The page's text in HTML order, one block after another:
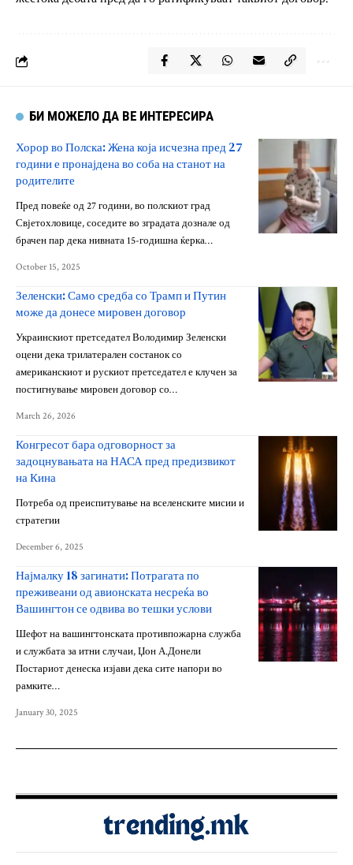
БИ МОЖЕЛО ДА ВЕ ИНТЕРЕСИРА
Хорор во Полска: Жена која исчезна пред 27
години е пронајдена во соба на станот на
родителите
Пред повеќе од 27 години, во полскиот град
Свјетохловице, соседите во зградата дознале од
брачен пар дека нивната 15-годишна ќерка…
October 15, 2025
Зеленски: Само средба со Трамп и Путин
може да донесе мировен договор
Украинскиот претседател Володимир Зеленски
оцени дека трилатерален состанок со
американскиот и рускиот претседател е клучен за
постигнување мировен договор со…
March 26, 2026
Конгресот бара одговорност за
задоцнувањата на НАСА пред предизвикот
на Кина
Потреба од преиспитување на вселенските мисии и
стратегии
December 6, 2025
Најмалку 18 загинати: Потрагата по
преживеани од авионската несреќа во
Вашингтон се одвива во тешки услови
Шефот на вашингтонската противпожарна служба
и службата за итни случаи, Џон А.Донели
Постариот денеска изјави дека сите напори во
рамките…
January 30, 2025